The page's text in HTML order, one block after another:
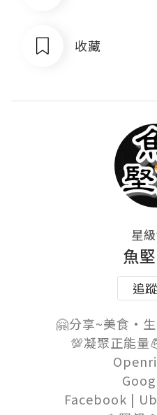
收藏
星
魚
追蹤
🤗分享~美食•
💯凝聚正能量
Facebook |